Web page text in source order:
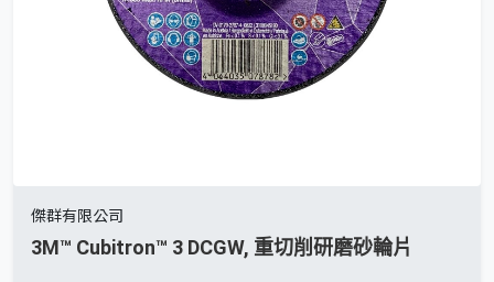
傑群有限公司
3M™ Cubitron™ 3 DCGW, 重切削研磨砂輪片